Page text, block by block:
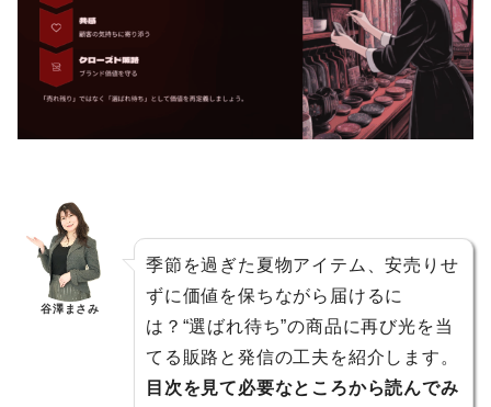
谷澤まさみ
季節を過ぎた夏物アイテム、安売りせ
ずに価値を保ちながら届けるに
は？“選ばれ待ち”の商品に再び光を当
てる販路と発信の工夫を紹介します。
目次を見て必要なところから読んでみ